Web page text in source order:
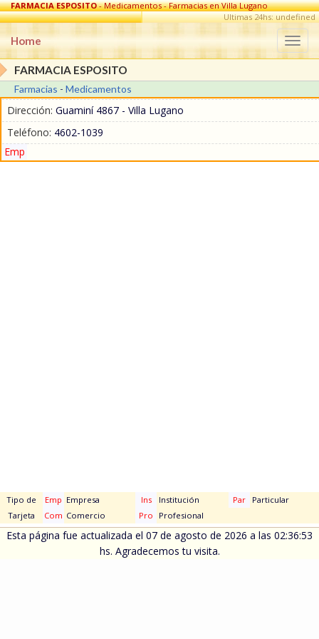
FARMACIA ESPOSITO- Medicamentos - Farmacias en Villa Lugano
Ultimas 24hs: undefined
Home
FARMACIA ESPOSITO
Farmacias - Medicamentos
Dirección: Guaminí 4867 - Villa Lugano
Teléfono: 4602-1039
Emp
Tipo de
Tarjeta
Emp Empresa Ins Institución Par
Particular
Com Comercio Pro Profesional
Esta página fue actualizada el 07 de agosto de 2026 a las 02:36:53
hs. Agradecemos tu visita.